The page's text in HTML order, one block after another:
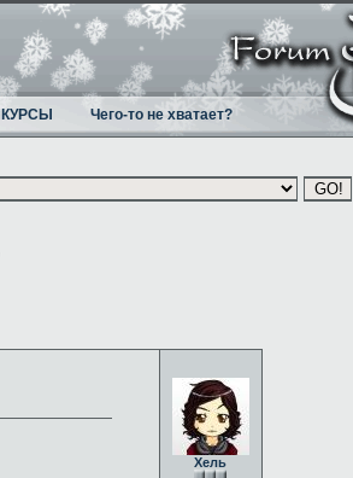
Чего-то не хватает?
Хель